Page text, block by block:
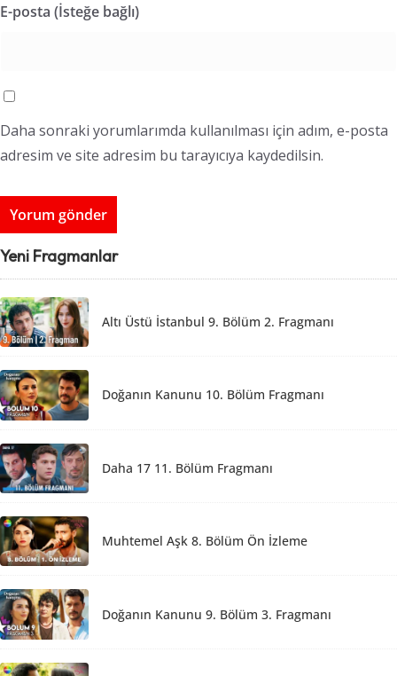
E-posta (İsteğe bağlı)
Daha sonraki yorumlarımda kullanılması için adım, e-posta
adresim ve site adresim bu tarayıcıya kaydedilsin.
Yeni Fragmanlar
Altı Üstü İstanbul 9. Bölüm 2. Fragmanı
Doğanın Kanunu 10. Bölüm Fragmanı
Daha 17 11. Bölüm Fragmanı
Muhtemel Aşk 8. Bölüm Ön İzleme
Doğanın Kanunu 9. Bölüm 3. Fragmanı